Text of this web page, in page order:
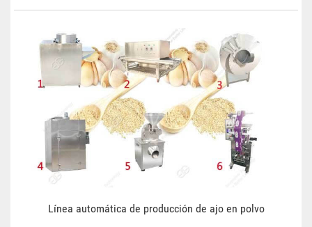
Línea automática de producción de ajo en polvo